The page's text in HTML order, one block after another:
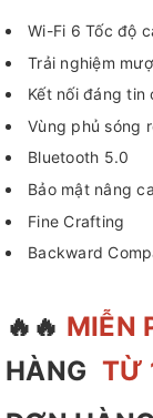
Wi-Fi 6 Tốc độ
Trải nghiệm
Kết nối đáng tin
Vùng phủ sóng
Bluetooth 5.0
Bảo mật nâng
Fine Crafting
Backward
🔥🔥 MIỄN
HÀNG TỪ